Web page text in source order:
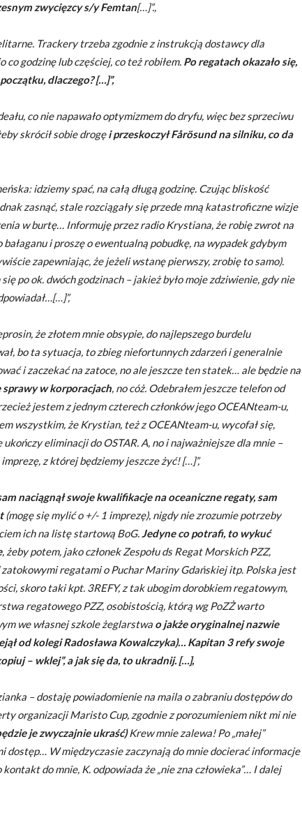
zwycięzcy s/y Femtan[…]”.,
Trackery trzeba zgodnie z instrukcją dostawcy dla
godzinę lub częściej, co też robiłem. Po regatach okazało się,
dlaczego? […]”,
co nie napawało optymizmem do dryfu, więc bez sprzeciwu
skrócił sobie drogęi przeskoczył Fårösund na silniku, co da
idziemy spać, na całą długą godzinę. Czując bliskość
zasnąć, stale rozciągały się przede mną katastroficzne wizje
w burtę… Informuję przez radio Krystiana, że robię zwrot na
i proszę o ewentualną pobudkę, na wypadek gdybym
zapewniając, że jeżeli wstanę pierwszy, zrobię to samo).
po ok. dwóch godzinach – jakież było moje zdziwienie, gdy nie
że złotem mnie obsypie, do najlepszego burdelu
bo ta sytuacja, to zbieg niefortunnych zdarzeń i generalnie
i zaczekać na zatoce, no ale jeszcze ten statek… ale będzie na
sprawy w korporacjach, no cóż. Odebrałem jeszcze telefon od
jestem z jednym czterech członków jego OCEANteam-u,
wszystkim, że Krystian, też z OCEANteam-u, wycofał się,
ukończy eliminacji do OSTAR. A, no i najważniejsze dla mnie –
z której będziemy jeszcze żyć! […]”,
naciągnął swoje kwalifikacje na oceaniczne regaty, sam
(mogę się mylić o +/- 1 imprezę), nigdy nie zrozumie potrzeby
ich na listę startową BoG.Jedyne co potrafi, to wykuć
, żeby potem, jako członek Zespołu ds Regat Morskich PZZ,
regatami o Puchar Mariny Gdańskiej itp. Polska jest
skoro taki kpt. 3REFY, z tak ubogim dorobkiem regatowym,
regatowego PZZ, osobistością, którą wg PoZŻ warto
we własnej szkole żeglarstwa o jakże oryginalnej nazwie
od kolegi Radosława Kowalczyka)… Kapitan 3 refy swoje
– wklej”, a jak się da, to ukradnij. […],
– dostaję powiadomienie na maila o zabraniu dostępów do
organizacji Maristo Cup, zgodnie z porozumieniem nikt mi nie
je zwyczajnie ukraść)Krew mnie zalewa! Po „małej”
dostęp… W międzyczasie zaczynają do mnie docierać informacje
do mnie, K. odpowiada że „nie zna człowieka”… I dalej